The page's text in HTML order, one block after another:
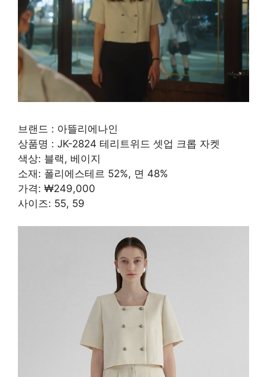
브랜드 : 아뜰리에나인
상품명 : JK-2824 테리트위드 셋업 크롭 자켓
색상: 블랙, 베이지
소재: 폴리에스테르 52%, 면 48%
가격: ₩249,000
사이즈: 55, 59